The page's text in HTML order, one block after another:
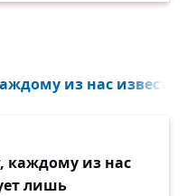
из нас
каждому из нас
лишь